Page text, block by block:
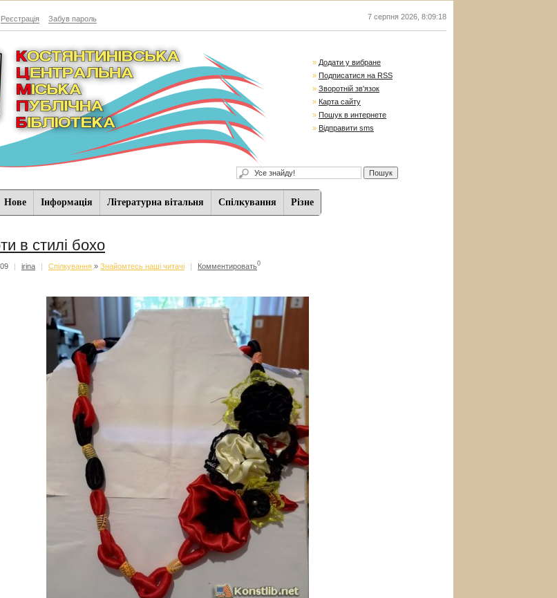
Реєстрація Забув пароль 7 серпня 2026 8:09:19
» Додати у вибране
» Подписатися на RSS
» Зворотній зв'язок
» Карта сайту
» Пошук в интернете
» Відправити sms
Нове Iнформацiя Літературна вітальня Спiлкування Різне
в стилі бохо
| irina | Спiлкування » Знайомтесь наші читачі | Комментировать0